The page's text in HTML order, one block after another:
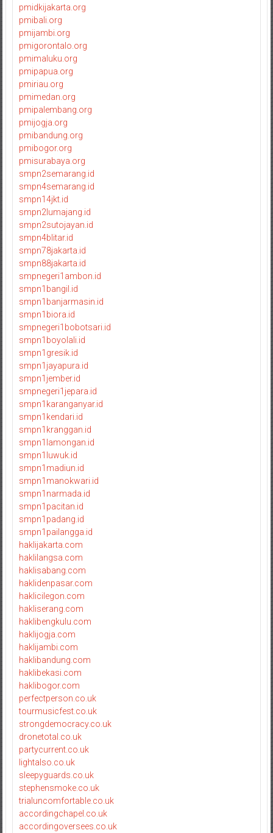
pmidkijakarta.org
pmibali.org
pmijambi.org
pmigorontalo.org
pmimaluku.org
pmipapua.org
pmiriau.org
pmimedan.org
pmipalembang.org
pmijogja.org
pmibandung.org
pmibogor.org
pmisurabaya.org
smpn2semarang.id
smpn4semarang.id
smpn14jkt.id
smpn2lumajang.id
smpn2sutojayan.id
smpn4blitar.id
smpn78jakarta.id
smpn88jakarta.id
smpnegeri1ambon.id
smpn1bangil.id
smpn1banjarmasin.id
smpn1biora.id
smpnegeri1bobotsari.id
smpn1boyolali.id
smpn1gresik.id
smpn1jayapura.id
smpn1jember.id
smpnegeri1jepara.id
smpn1karanganyar.id
smpn1kendari.id
smpn1kranggan.id
smpn1lamongan.id
smpn1luwuk.id
smpn1madiun.id
smpn1manokwari.id
smpn1narmada.id
smpn1pacitan.id
smpn1padang.id
smpn1pailangga.id
haklijakarta.com
haklilangsa.com
haklisabang.com
haklidenpasar.com
haklicilegon.com
hakliserang.com
haklibengkulu.com
haklijogja.com
haklijambi.com
haklibandung.com
haklibekasi.com
haklibogor.com
perfectperson.co.uk
tourmusicfest.co.uk
strongdemocracy.co.uk
dronetotal.co.uk
partycurrent.co.uk
lightalso.co.uk
sleepyguards.co.uk
stephensmoke.co.uk
trialuncomfortable.co.uk
accordingchapel.co.uk
accordingoversees.co.uk